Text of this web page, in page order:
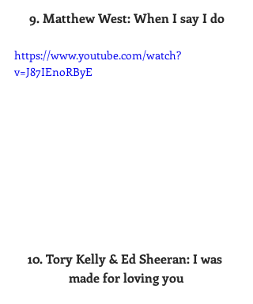
9. Matthew West: When I say I do
https://www.youtube.com/watch?
v=J87IEnoRByE
10. Tory Kelly & Ed Sheeran: I was
made for loving you